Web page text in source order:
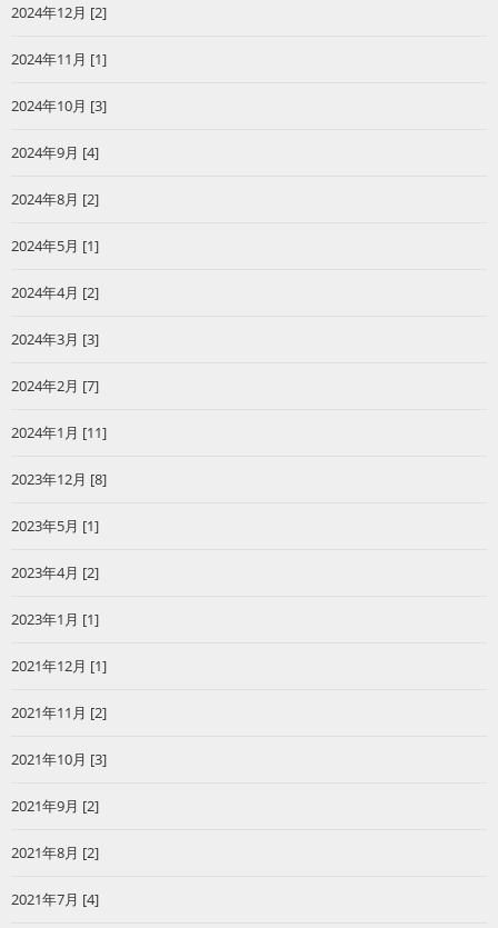
2024年12月 [2]
2024年11月 [1]
2024年10月 [3]
2024年9月 [4]
2024年8月 [2]
2024年5月 [1]
2024年4月 [2]
2024年3月 [3]
2024年2月 [7]
2024年1月 [11]
2023年12月 [8]
2023年5月 [1]
2023年4月 [2]
2023年1月 [1]
2021年12月 [1]
2021年11月 [2]
2021年10月 [3]
2021年9月 [2]
2021年8月 [2]
2021年7月 [4]